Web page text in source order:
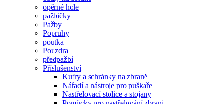
opěrné hole
pažbičky
Pažby
Popruhy
poutka
Pouzdra
předpažbí
Příslušenství
Kufry a schránky na zbraně
Nářadí a nástroje pro puškaře
Nastřelovací stolice a stojany